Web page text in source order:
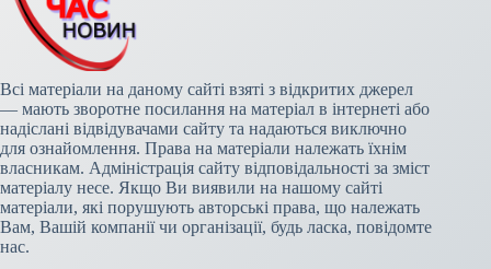
Всі матеріали на даному сайті взяті з відкритих джерел
— мають зворотне посилання на матеріал в інтернеті або
надіслані відвідувачами сайту та надаються виключно
для ознайомлення. Права на матеріали належать їхнім
власникам. Адміністрація сайту відповідальності за зміст
матеріалу несе. Якщо Ви виявили на нашому сайті
матеріали, які порушують авторські права, що належать
Вам, Вашій компанії чи організації, будь ласка, повідомте
нас.